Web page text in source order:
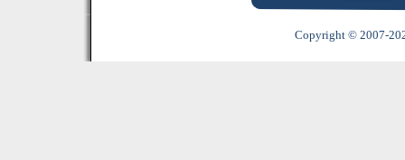
Copyright © 2007-